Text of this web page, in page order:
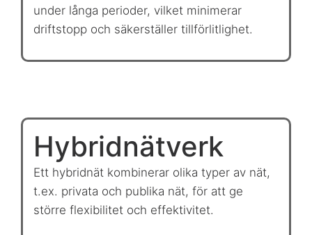
under långa perioder, vilket minimerar
driftstopp och säkerställer tillförlitlighet.
Hybridnätverk
Ett hybridnät kombinerar olika typer av nät,
t.ex. privata och publika nät, för att ge
större flexibilitet och effektivitet.